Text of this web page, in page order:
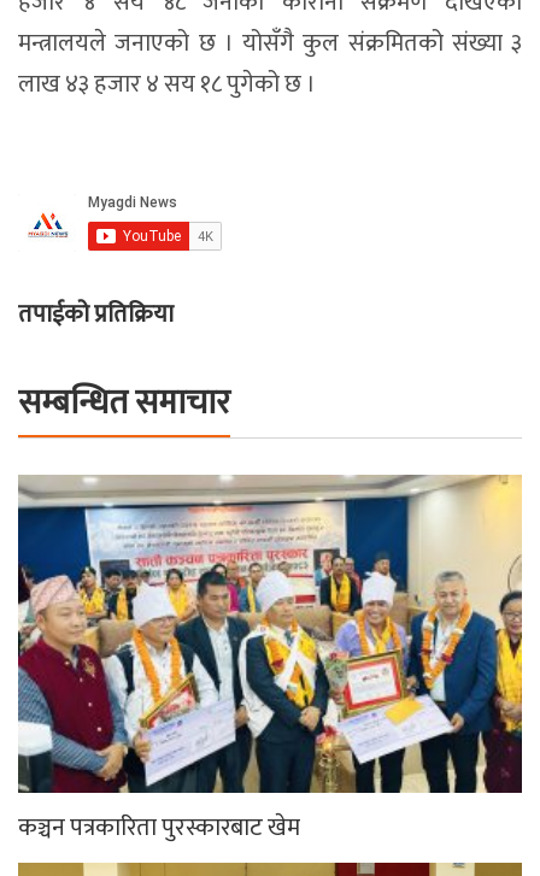
मन्त्रालयले जनाएको छ । योसँगै कुल संक्रमितको संख्या ३
लाख ४३ हजार ४ सय १८ पुगेको छ ।
तपाईको प्रतिक्रिया
सम्बन्धित समाचार
कञ्चन पत्रकारिता पुरस्कारबाट खेम